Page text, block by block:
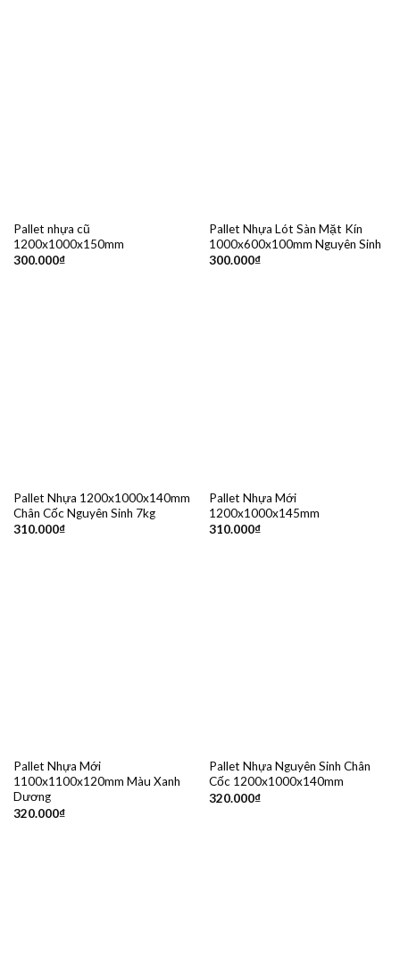
Pallet nhựa cũ
1200x1000x150mm
300.000₫
Pallet Nhựa Lót Sàn Mặt Kín
1000x600x100mm Nguyên Sinh
300.000₫
Pallet Nhựa 1200x1000x140mm
Chân Cốc Nguyên Sinh 7kg
310.000₫
Pallet Nhựa Mới
1200x1000x145mm
310.000₫
Pallet Nhựa Mới
1100x1100x120mm Màu Xanh
Dương
320.000₫
Pallet Nhựa Nguyên Sinh Chân
Cốc 1200x1000x140mm
320.000₫